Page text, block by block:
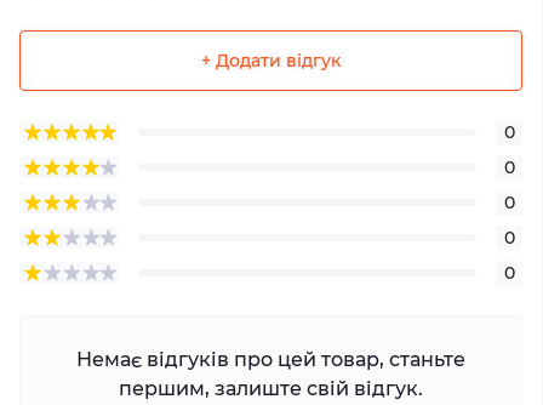
+ Додати відгук
0
0
0
0
0
Немає відгуків про цей товар, станьте
першим, залиште свій відгук.